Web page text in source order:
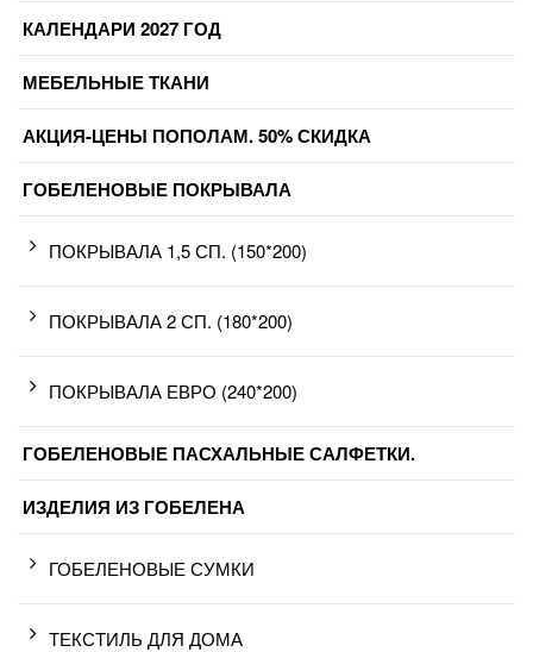
КАЛЕНДАРИ 2027 ГОД
МЕБЕЛЬНЫЕ ТКАНИ
АКЦИЯ-ЦЕНЫ ПОПОЛАМ. 50% СКИДКА
ГОБЕЛЕНОВЫЕ ПОКРЫВАЛА
ПОКРЫВАЛА 1,5 СП. (150*200)
ПОКРЫВАЛА 2 СП. (180*200)
ПОКРЫВАЛА ЕВРО (240*200)
ГОБЕЛЕНОВЫЕ ПАСХАЛЬНЫЕ САЛФЕТКИ.
ИЗДЕЛИЯ ИЗ ГОБЕЛЕНА
ГОБЕЛЕНОВЫЕ СУМКИ
ТЕКСТИЛЬ ДЛЯ ДОМА